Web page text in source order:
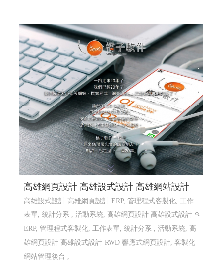
高雄網頁設計 高雄設式設計 高雄網站設計
高雄設式設計 高雄網頁設計 ERP, 管理程式客製化, 工作
表單, 統計分系 , 活動系統, 高雄網頁設計 高雄設式設計
ERP, 管理程式客製化, 工作表單, 統計分系 , 活動系統, 高
雄網頁設計 高雄設式設計 RWD 響應式網頁設計, 客製化
網站管理後台 ,